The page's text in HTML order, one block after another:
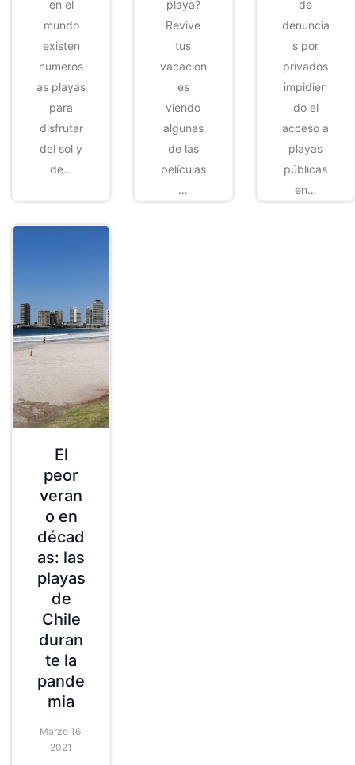
en el
mundo
existen
numeros
as playas
para
disfrutar
del sol y
de…
playa?
Revive
tus
vacacion
es
viendo
algunas
de las
películas
…
de
denuncia
s por
privados
impidien
do el
acceso a
playas
públicas
en…
El
peor
veran
o en
décad
as: las
playas
de
Chile
duran
te la
pande
mia
Marzo 16,
2021